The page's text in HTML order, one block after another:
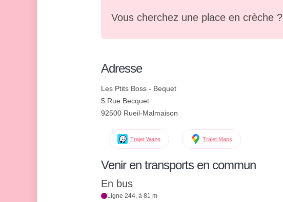
Vous cherchez une place en crèche ?
Adresse
Les Ptits Boss - Bequet
5 Rue Becquet
92500 Rueil-Malmaison
Trajet Waze Trajet Maps
Venir en transports en commun
En bus
Ligne 244, à 81 m